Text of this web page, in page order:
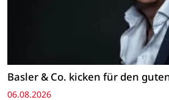
Basler & Co. kicken für den
06.08.2026